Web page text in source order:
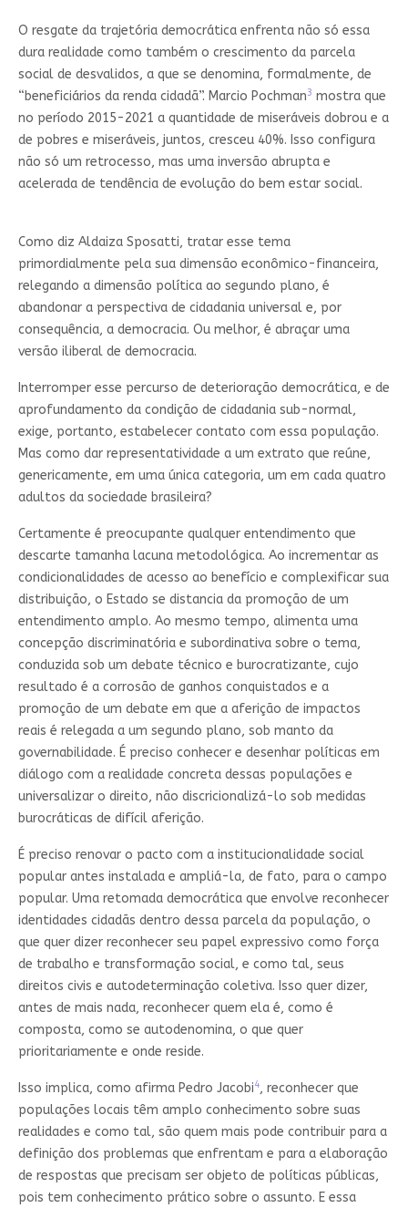
O resgate da trajetória democrática enfrenta não só essa
dura realidade como também o crescimento da parcela
social de desvalidos, a que se denomina, formalmente, de
“beneficiários da renda cidadã”. Marcio Pochman3 mostra que
no período 2015-2021 a quantidade de miseráveis dobrou e a
de pobres e miseráveis, juntos, cresceu 40%. Isso configura
não só um retrocesso, mas uma inversão abrupta e
acelerada de tendência de evolução do bem estar social.
Como diz Aldaiza Sposatti, tratar esse tema
primordialmente pela sua dimensão econômico-financeira,
relegando a dimensão política ao segundo plano, é
abandonar a perspectiva de cidadania universal e, por
consequência, a democracia. Ou melhor, é abraçar uma
versão iliberal de democracia.
Interromper esse percurso de deterioração democrática, e de
aprofundamento da condição de cidadania sub-normal,
exige, portanto, estabelecer contato com essa população.
Mas como dar representatividade a um extrato que reúne,
genericamente, em uma única categoria, um em cada quatro
adultos da sociedade brasileira?
Certamente é preocupante qualquer entendimento que
descarte tamanha lacuna metodológica. Ao incrementar as
condicionalidades de acesso ao benefício e complexificar sua
distribuição, o Estado se distancia da promoção de um
entendimento amplo. Ao mesmo tempo, alimenta uma
concepção discriminatória e subordinativa sobre o tema,
conduzida sob um debate técnico e burocratizante, cujo
resultado é a corrosão de ganhos conquistados e a
promoção de um debate em que a aferição de impactos
reais é relegada a um segundo plano, sob manto da
governabilidade. É preciso conhecer e desenhar políticas em
diálogo com a realidade concreta dessas populações e
universalizar o direito, não discricionalizá-lo sob medidas
burocráticas de difícil aferição.
É preciso renovar o pacto com a institucionalidade social
popular antes instalada e ampliá-la, de fato, para o campo
popular. Uma retomada democrática que envolve reconhecer
identidades cidadãs dentro dessa parcela da população, o
que quer dizer reconhecer seu papel expressivo como força
de trabalho e transformação social, e como tal, seus
direitos civis e autodeterminação coletiva. Isso quer dizer,
antes de mais nada, reconhecer quem ela é, como é
composta, como se autodenomina, o que quer
prioritariamente e onde reside.
Isso implica, como afirma Pedro Jacobi4, reconhecer que
populações locais têm amplo conhecimento sobre suas
realidades e como tal, são quem mais pode contribuir para a
definição dos problemas que enfrentam e para a elaboração
de respostas que precisam ser objeto de políticas públicas,
pois tem conhecimento prático sobre o assunto. E essa